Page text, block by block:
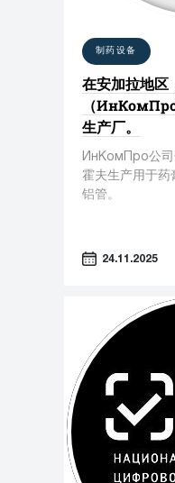
制药设备
在安加拉地区
（
生产厂。
ИнКомПро公司
霍夫生产用于药
铝管。
24.11.2025